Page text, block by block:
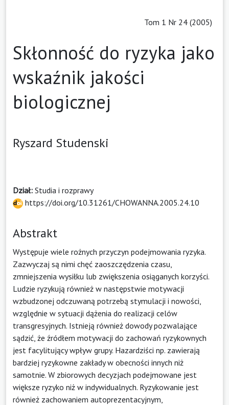
Tom 1 Nr 24 (2005)
Skłonność do ryzyka jako
wskaźnik jakości
biologicznej
Ryszard Studenski
Dział: Studia i rozprawy
https://doi.org/10.31261/CHOWANNA.2005.24.10
Abstrakt
Występuje wiele rożnych przyczyn podejmowania ryzyka.
Zazwyczaj są nimi chęć zaoszczędzenia czasu,
zmniejszenia wysiłku lub zwiększenia osiąganych korzyści.
Ludzie ryzykują również w następstwie motywacji
wzbudzonej odczuwaną potrzebą stymulacji i nowości,
względnie w sytuacji dążenia do realizacji celów
transgresyjnych. Istnieją również dowody pozwalające
sądzić, że źródłem motywacji do zachowań ryzykownych
jest facylitujący wpływ grupy. Hazardziści np. zawierają
bardziej ryzykowne zakłady w obecności innych niż
samotnie. W zbiorowych decyzjach podejmowane jest
większe ryzyko niż w indywidualnych. Ryzykowanie jest
również zachowaniem autoprezentacyjnym,